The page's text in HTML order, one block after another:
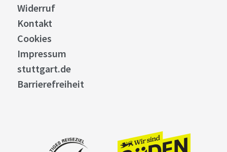
Widerruf
Kontakt
Cookies
Impressum
stuttgart.de
Barrierefreiheit